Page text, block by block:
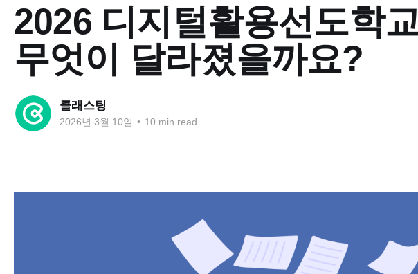
2026 디지털활용선도학
무엇이 달라졌을까요?
클래스팅
2026년 3월 10일 • 10 min read